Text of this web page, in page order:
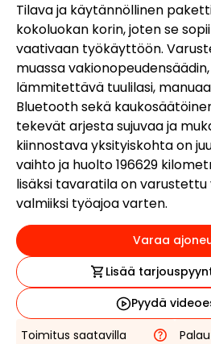
Tilava ja käytännöllinen
kokoluokan korin, joten se
vaativaan työkäyttöön.
muassa
lämmitettävä tuulilasi,
Bluetooth sekä
tekevät arjesta sujuvaa ja
kiinnostava yksityiskohta on
vaihto ja huolto 196629
lisäksi tavaratila on varustettu
valmiiksi työajoa varten.
Varaa
Lisää
Pyydä
Toimitus saatavilla